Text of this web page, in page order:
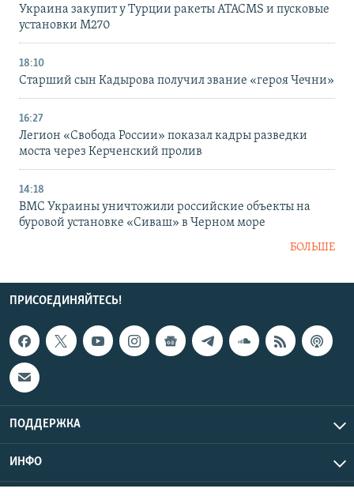
Украина закупит у Турции ракеты ATACMS и пусковые
установки M270
18:10
Старший сын Кадырова получил звание «героя Чечни»
16:27
Легион «Свобода России» показал кадры разведки
моста через Керченский пролив
14:18
ВМС Украины уничтожили российские объекты на
буровой установке «Сиваш» в Черном море
БОЛЬШЕ
ПРИСОЕДИНЯЙТЕСЬ!
ПОДДЕРЖКА
ИНФО